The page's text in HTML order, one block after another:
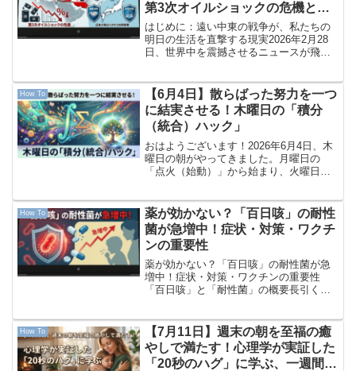
第3次オイルショックの危機と日
本が取るべき4つの防衛策
はじめに：遠い中東の戦争が、私たちの
明日の生活を直撃する現実2026年2月28
日、世界中を震撼させるニュースが飛び
同軍事作戦（アメリカ名：オペレーショ
ン・エピック・フュ...
How To
【6月4日】散らばった努力を一つ
に結実させる！木曜日の「積分
（統合）ハック」
おはようございます！2026年6月4日、木
曜日の朝がやってきました。月曜日の
「点火（始動）」から始まり、火曜日の
週間を駆け抜けてきた皆さん、本当にお
疲れ様です。平日の終...
How To
薬が効かない？「百日咳」の耐性
菌が急増中！症状・対策・ワクチ
ンの重要性
薬が効かない？「百日咳」の耐性菌が急
増中！症状・対策・ワクチンの重要性
「百日咳」と「耐性菌」の概要長引く咳
くい「耐性菌」の報告が増加し、医療現
場で警戒が強まっています。...
How To
【7月11日】週末の朝を至福の癒
やしで満たす！心理学が実証した
「20秒のハグ」に学ぶ、一週間の